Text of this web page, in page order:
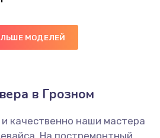
МОДЕЛЕЙ
в Грозном
качественно наши мастера
На постремонтный